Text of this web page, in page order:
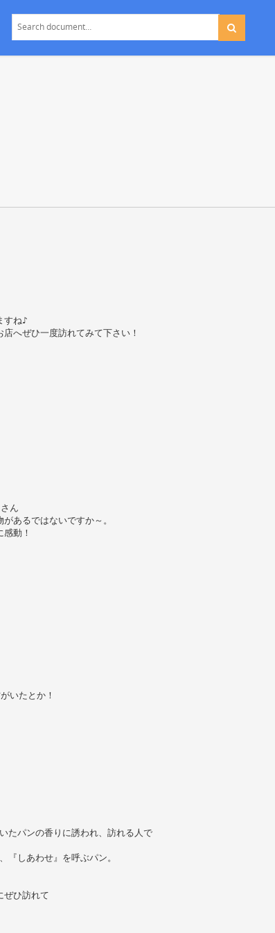
すね♪
へぜひ一度訪れてみて下さい！
ん
あるではないですか～。
動！
いたとか！
たパンの香りに誘われ、訪れる人で
しあわせ』を呼ぶパン。
ぜひ訪れて